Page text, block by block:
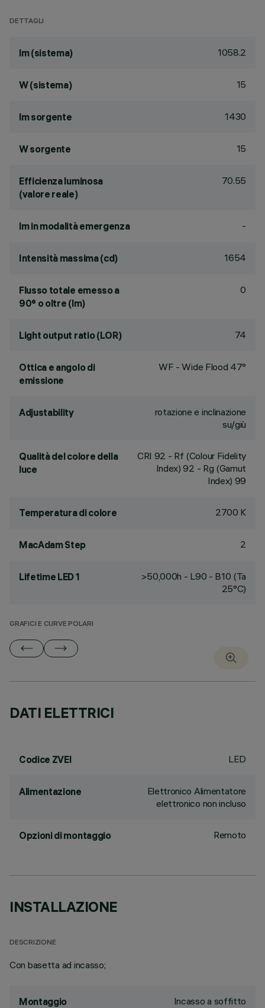
DETTAGLI
lm (sistema) 1058.2
W (sistema) 15
lm sorgente 1430
W sorgente 15
Efficienza luminosa
(valore reale)
70.55
lm in modalità emergenza -
Intensità massima (cd) 1654
Flusso totale emesso a
90° o oltre (lm)
0
Light output ratio (LOR) 74
Ottica e angolo di
emissione
WF - Wide Flood 47°
Adjustability
rotazione e inclinazione
su/giù
Qualità del colore della
luce
CRI 92 - Rf (Colour Fidelity
Index) 92 - Rg (Gamut
Index) 99
Temperatura di colore 2700 K
MacAdam Step 2
Lifetime LED 1
>50,000h - L90 - B10 (Ta
25°C)
GRAFICI E CURVE POLARI
DATI ELETTRICI
Codice ZVEI LED
Alimentazione
Elettronico Alimentatore
elettronico non incluso
Opzioni di montaggio Remoto
INSTALLAZIONE
DESCRIZIONE
Con basetta ad incasso;
Montaggio Incasso a soffitto